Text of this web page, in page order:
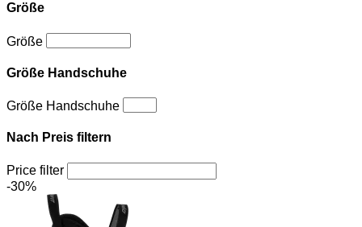
Größe
Größe
Größe Handschuhe
Größe Handschuhe
Nach Preis filtern
Price filter
-30%